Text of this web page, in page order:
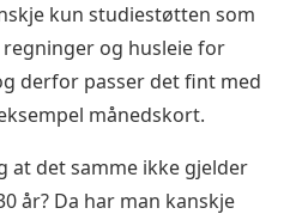
kun studiestøtten som
regninger og husleie for
derfor passer det fint med
månedskort.
at det samme ikke gjelder
år? Da har man kanskje